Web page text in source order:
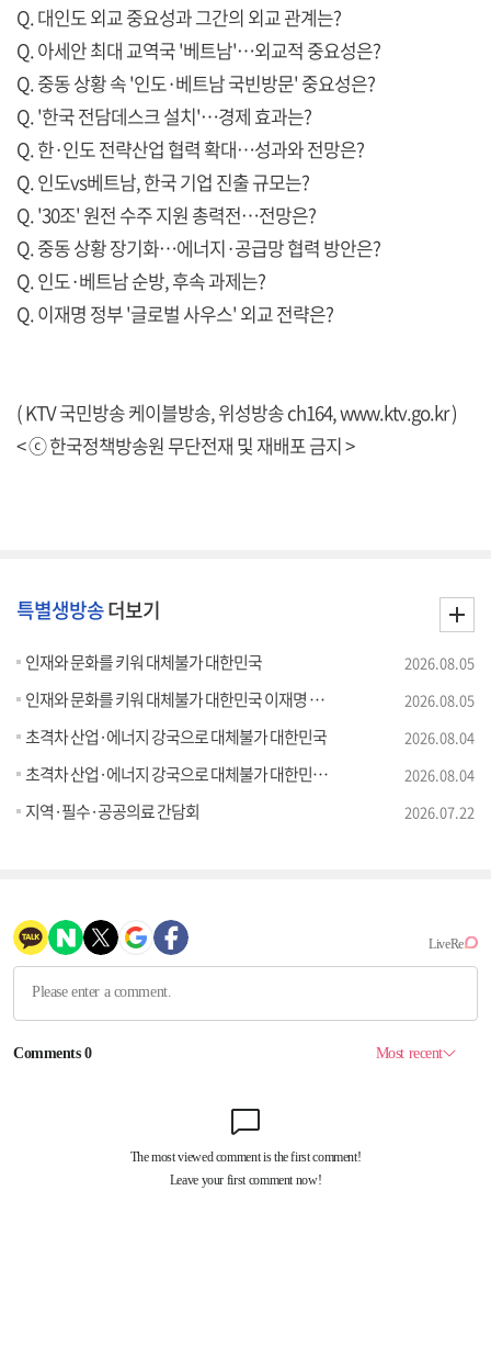
Q. 대인도 외교 중요성과 그간의 외교 관계는?
Q. 아세안 최대 교역국 '베트남'…외교적 중요성은?
Q. 중동 상황 속 '인도·베트남 국빈방문' 중요성은?
Q. '한국 전담데스크 설치'…경제 효과는?
Q. 한·인도 전략산업 협력 확대…성과와 전망은?
Q. 인도vs베트남, 한국 기업 진출 규모는?
Q. '30조' 원전 수주 지원 총력전…전망은?
Q. 중동 상황 장기화…에너지·공급망 협력 방안은?
Q. 인도·베트남 순방, 후속 과제는?
Q. 이재명 정부 '글로벌 사우스' 외교 전략은?
( KTV 국민방송 케이블방송, 위성방송 ch164,www.ktv.go.kr)
< ⓒ 한국정책방송원 무단전재 및 재배포 금지 >
특별생방송더보기
인재와 문화를 키워 대체불가 대한민국 2026.08.05
인재와 문화를 키워 대체불가 대한민국 이재명 대통령 모두말씀 2026.08.05
초격차 산업·에너지 강국으로 대체불가 대한민국 2026.08.04
초격차 산업·에너지 강국으로 대체불가 대한민국 이재명 대통령 모두말씀 2026.08.04
지역·필수·공공의료 간담회 2026.07.22